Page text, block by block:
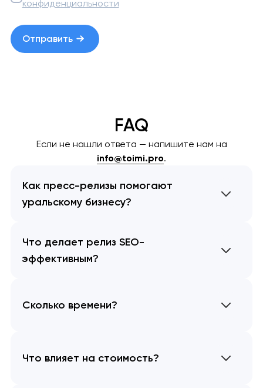
конфиденциальности
Отправить
FAQ
Если не нашли ответа — напишите нам на
info@toimi.pro.
Как пресс-релизы помогают
уральскому бизнесу?
Что делает релиз SEO-
эффективным?
Сколько времени?
Что влияет на стоимость?